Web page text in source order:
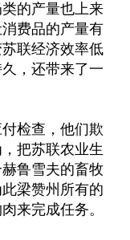
的产量也上来
费品的产量有
联经济效率低
，还带来了一
检查，他们欺
把苏联农业生
鲁雪夫的畜牧
梁赞州所有的
来完成任务。